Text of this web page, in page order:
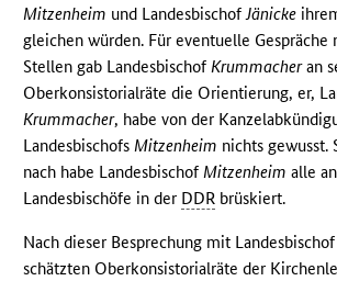
Mitzenheim und LandesbischofJänicke
gleichen würden. Für eventuelle Gespräche
Stellen gab LandesbischofKrummacheran
Oberkonsistorialräte die Orientierung, er,
Krummacher, habe von der
LandesbischofsMitzenheim nichts gewusst.
nach habe LandesbischofMitzenheim alle
Landesbischöfe in der DDR brüskiert.
Nach dieser Besprechung mit
schätzten Oberkonsistorialräte der